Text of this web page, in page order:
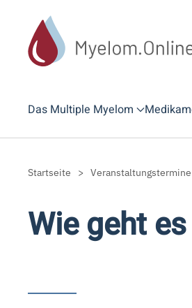
Zum Hauptinhalt springen
Das Multiple Myelom
Startseite Veranstaltungstermine
Wie geht